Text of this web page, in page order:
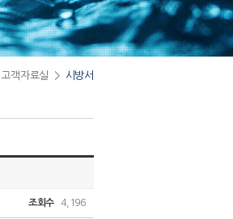
고객자료실 > 시방서
조회수 4,196